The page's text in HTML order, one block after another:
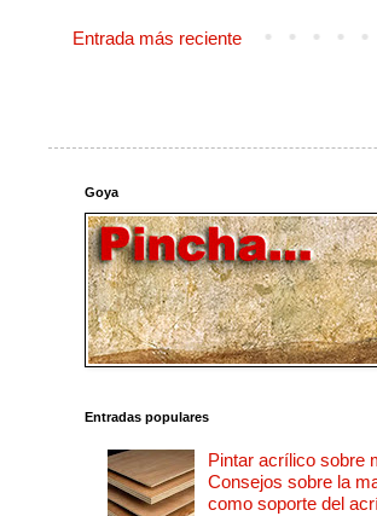
Entrada más reciente
Goya
Entradas populares
Pintar acrílico sobre
Consejos sobre la
como soporte del